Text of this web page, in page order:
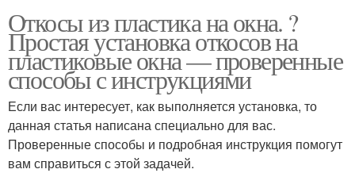
Откосы из пластика на окна. ?
Простая установка откосов на
пластиковые окна — проверенные
способы с инструкциями
Если вас интересует, как выполняется установка, то
данная статья написана специально для вас.
Проверенные способы и подробная инструкция помогут
вам справиться с этой задачей.